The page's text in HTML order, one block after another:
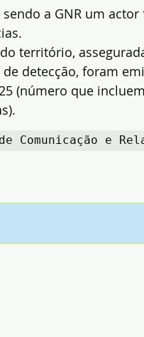
a GNR um
território,
detecção, foram
(número que
Comunicação e